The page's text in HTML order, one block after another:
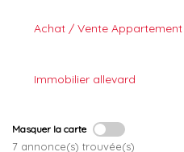
ESPACE
ESPACE
Achat / Vente
Immobilier allevard
Masquer la carte
7 annonce(s) trouvée(s)